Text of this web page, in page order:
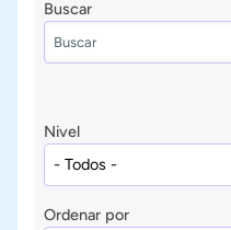
Buscar
Nivel
Ordenar por